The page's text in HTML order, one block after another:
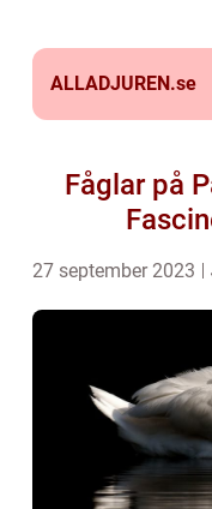
ALLADJUREN.se
Fåglar på
27 september 2023